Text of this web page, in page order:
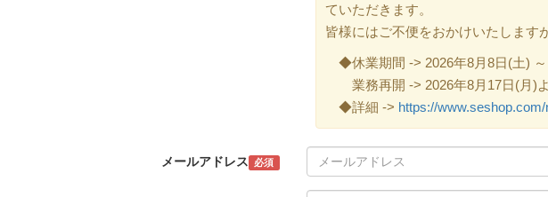
ていただきます。
皆様にはご不便をおかけいたします
◆休業期間 -> 2026年8月8日(土) ～
業務再開 -> 2026年8月17日(月)
◆詳細 -> https://
メールアドレス 必須